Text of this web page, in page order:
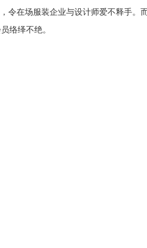
令在场服装企业与设计师爱不释手
络绎不绝。